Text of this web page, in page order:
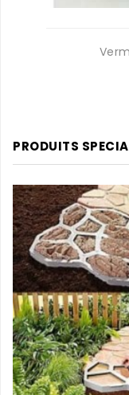
PRODUITS